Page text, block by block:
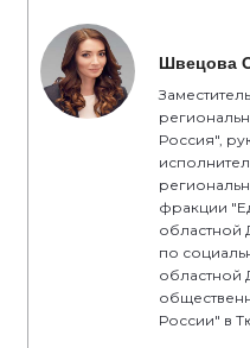
Швецова
Россия",
фракции
областной
по
областной
России" в